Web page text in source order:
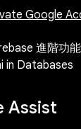
Google
進階功
in Databases
Assist